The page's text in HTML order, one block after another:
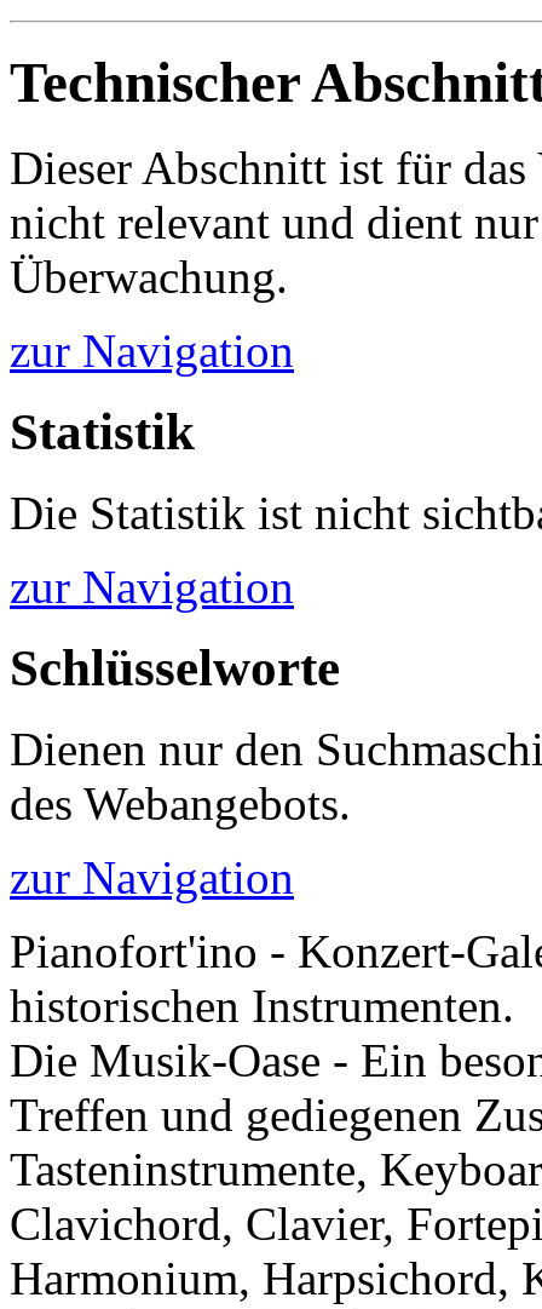
Technischer
Dieser Abschnitt ist für das
nicht relevant und dient
Überwachung.
zur Navigation
Statistik
Die Statistik ist nicht
zur Navigation
Schlüsselworte
Dienen nur den
des Webangebots.
zur Navigation
Pianofort'ino - Konzert-
historischen Instrumenten.
Die Musik-Oase - Ein
Treffen und gediegenen
Tasteninstrumente,
Clavichord, Clavier,
Harmonium, Harpsichord,